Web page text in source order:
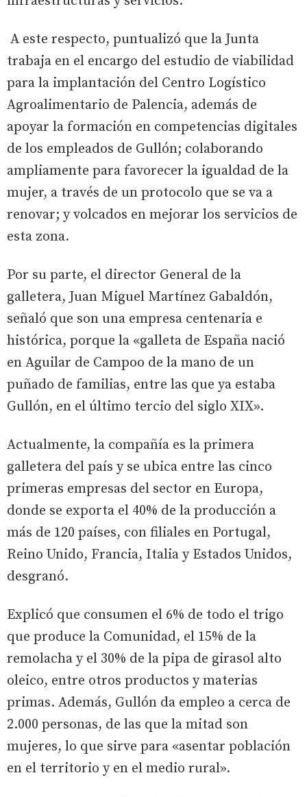
A este respecto, puntualizó que la Junta
trabaja en el encargo del estudio de viabilidad
para la implantación del Centro Logístico
Agroalimentario de Palencia, además de
apoyar la formación en competencias digitales
de los empleados de Gullón; colaborando
ampliamente para favorecer la igualdad de la
mujer, a través de un protocolo que se va a
renovar; y volcados en mejorar los servicios de
esta zona.
Por su parte, el director General de la
galletera, Juan Miguel Martínez Gabaldón,
señaló que son una empresa centenaria e
histórica, porque la «galleta de España nació
en Aguilar de Campoo de la mano de un
puñado de familias, entre las que ya estaba
Gullón, en el último tercio del siglo XIX».
Actualmente, la compañía es la primera
galletera del país y se ubica entre las cinco
primeras empresas del sector en Europa,
donde se exporta el 40% de la producción a
más de 120 países, con filiales en Portugal,
Reino Unido, Francia, Italia y Estados Unidos,
desgranó.
Explicó que consumen el 6% de todo el trigo
que produce la Comunidad, el 15% de la
remolacha y el 30% de la pipa de girasol alto
oleico, entre otros productos y materias
primas. Además, Gullón da empleo a cerca de
2.000 personas, de las que la mitad son
mujeres, lo que sirve para «asentar población
en el territorio y en el medio rural».